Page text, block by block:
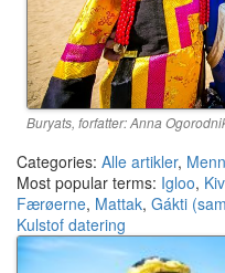
Buryats, forfatter: Anna
Categories: Alle artikler,
Most popular terms: Igloo,
Færøerne, Mattak, Gákti
Kulstof datering